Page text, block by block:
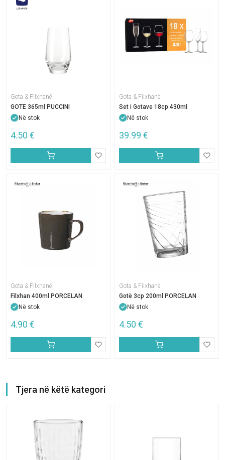
Gota & Filxhanë
GOTE 365ml PUCCINI
Në stok
4.50 €
Gota & Filxhanë
Set i Gotave 18cp 430ml
Në stok
39.99 €
Gota & Filxhanë
Filxhan 400ml PORCELAN
Në stok
4.90 €
Gota & Filxhanë
Gotë 3cp 200ml PORCELAN
Në stok
4.50 €
Tjera në këtë kategori